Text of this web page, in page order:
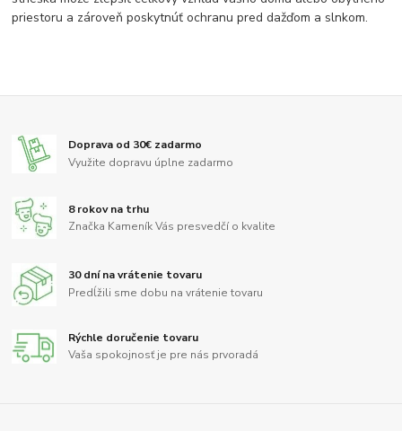
priestoru a zároveň poskytnúť ochranu pred dažďom a slnkom.
Doprava od 30€ zadarmo
Využite dopravu úplne zadarmo
8 rokov na trhu
Značka Kameník Vás presvedčí o kvalite
30 dní na vrátenie tovaru
Predĺžili sme dobu na vrátenie tovaru
Rýchle doručenie tovaru
Vaša spokojnosť je pre nás prvoradá